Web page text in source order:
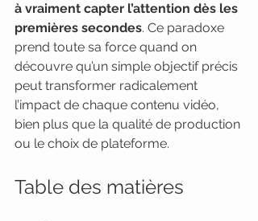
à vraiment capter l’attention dès les
premières secondes. Ce paradoxe
prend toute sa force quand on
découvre qu’un simple objectif précis
peut transformer radicalement
l’impact de chaque contenu vidéo,
bien plus que la qualité de production
ou le choix de plateforme.
Table des matières